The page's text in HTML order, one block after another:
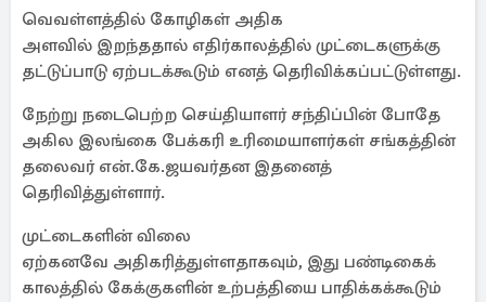
வெவள்ளத்தில் கோழிகள் அதிக
அளவில் இறந்ததால் எதிர்காலத்தில் முட்டைகளுக்கு
தட்டுப்பாடு ஏற்படக்கூடும் எனத் தெரிவிக்கப்பட்டுள்ளது.
நேற்று நடைபெற்ற செய்தியாளர் சந்திப்பின் போதே
அகில இலங்கை பேக்கரி உரிமையாளர்கள் சங்கத்தின்
தலைவர் என்.கே.ஜயவர்தன இதனைத்
தெரிவித்துள்ளார்.
முட்டைகளின் விலை
ஏற்கனவே அதிகரித்துள்ளதாகவும், இது பண்டிகைக்
காலத்தில் கேக்குகளின் உற்பத்தியை பாதிக்கக்கூடும்